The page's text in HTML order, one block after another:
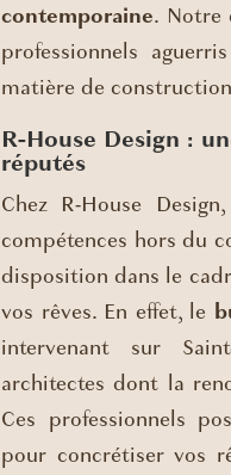
contemporaine. Notre
professionnels
matière de
R-House Design :
réputés
Chez R-House
compétences hors du
disposition dans le
vos rêves. En effet, le
intervenant sur
architectes dont la
Ces professionnels
pour concrétiser vos